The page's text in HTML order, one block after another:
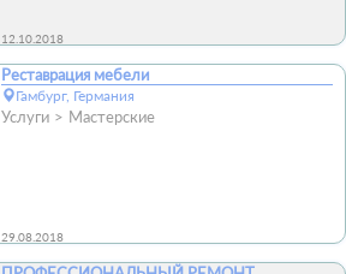
12.10.2018
Реставрация мебели
Гамбург, Германия
Услуги Мастерские
29.08.2018